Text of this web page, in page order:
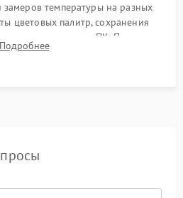
температуры на разных
цветовых палитр, сохранения
данных на ПК. Проверка
итоговый контроль качества.
Подробнее